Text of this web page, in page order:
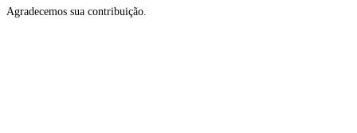
Agradecemos sua contribuição.